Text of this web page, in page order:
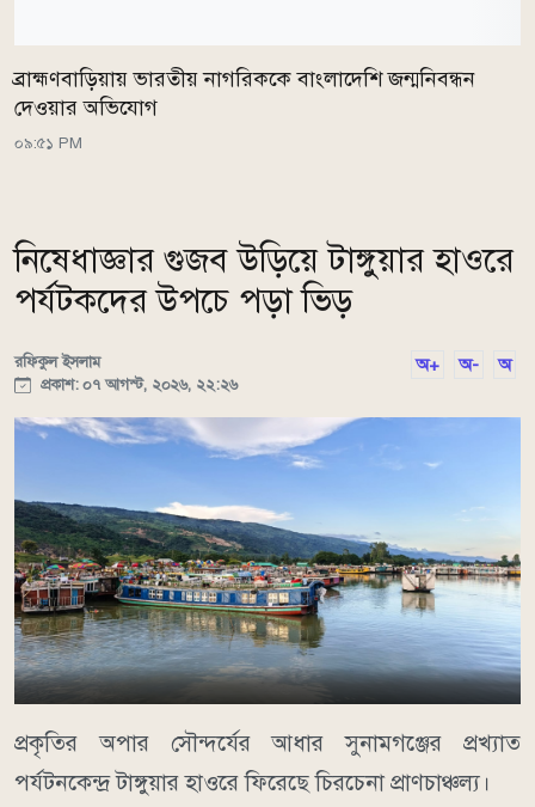
ব্রাহ্মণবাড়িয়ায় ভারতীয় নাগরিককে বাংলাদেশি জন্মনিবন্ধন
দেওয়ার অভিযোগ
০৯:৫১ PM
নিষেধাজ্ঞার গুজব উড়িয়ে টাঙ্গুয়ার হাওরে
পর্যটকদের উপচে পড়া ভিড়
রফিকুল ইসলাম
প্রকাশ: ০৭ আগস্ট, ২০২৬, ২২:২৬
অ+ অ- অ
​প্রকৃতির অপার সৌন্দর্যের আধার সুনামগঞ্জের প্রখ্যাত
পর্যটনকেন্দ্র টাঙ্গুয়ার হাওরে ফিরেছে চিরচেনা প্রাণচাঞ্চল্য।